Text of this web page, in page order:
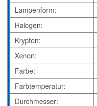
Lampenform:
Halogen:
Krypton:
Xenon:
Farbe:
Farbtemperatur:
Durchmesser: